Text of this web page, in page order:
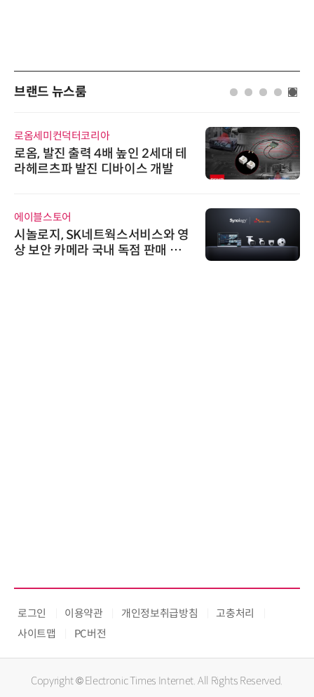
브랜드 뉴스룸
로옴세미컨덕터코리아
로옴, 발진 출력 4배 높인 2세대 테
라헤르츠파 발진 디바이스 개발
에이블스토어
시놀로지, SK네트웍스서비스와 영
상 보안 카메라 국내 독점 판매 파
로그인 이용약관 개인정보취급방침
고충처리
사이트맵
PC버전
Copyright © Electronic Times Internet. All Rights Reserved.